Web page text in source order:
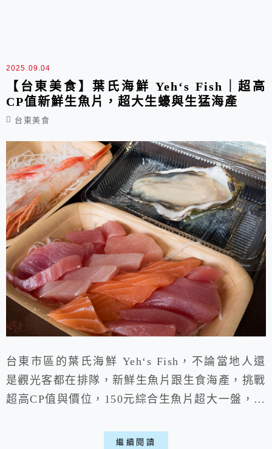
2025.09.04
【台東美食】葉氏海鮮 Yeh‘s Fish｜超高
CP值新鮮生魚片，超大生蠔與生猛海產
台東美食
台東市區的葉氏海鮮 Yeh‘s Fish，不論當地人還
是觀光客都在排隊，新鮮生魚片跟生食海產，挑戰
超高CP值與價位，150元綜合生魚片超大一盤，生
有許多冷凍海鮮，假設不想排隊就10點多去，保
繼續閱讀